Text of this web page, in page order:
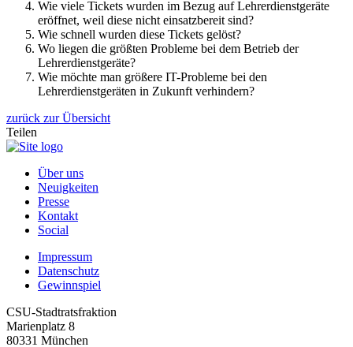
Wie viele Tickets wurden im Bezug auf Lehrerdienstgeräte
eröffnet, weil diese nicht einsatzbereit sind?
Wie schnell wurden diese Tickets gelöst?
Wo liegen die größten Probleme bei dem Betrieb der
Lehrerdienstgeräte?
Wie möchte man größere IT-Probleme bei den
Lehrerdienstgeräten in Zukunft verhindern?
zurück zur Übersicht
Teilen
Über uns
Neuigkeiten
Presse
Kontakt
Social
Impressum
Datenschutz
Gewinnspiel
CSU-Stadtratsfraktion
Marienplatz 8
80331 München